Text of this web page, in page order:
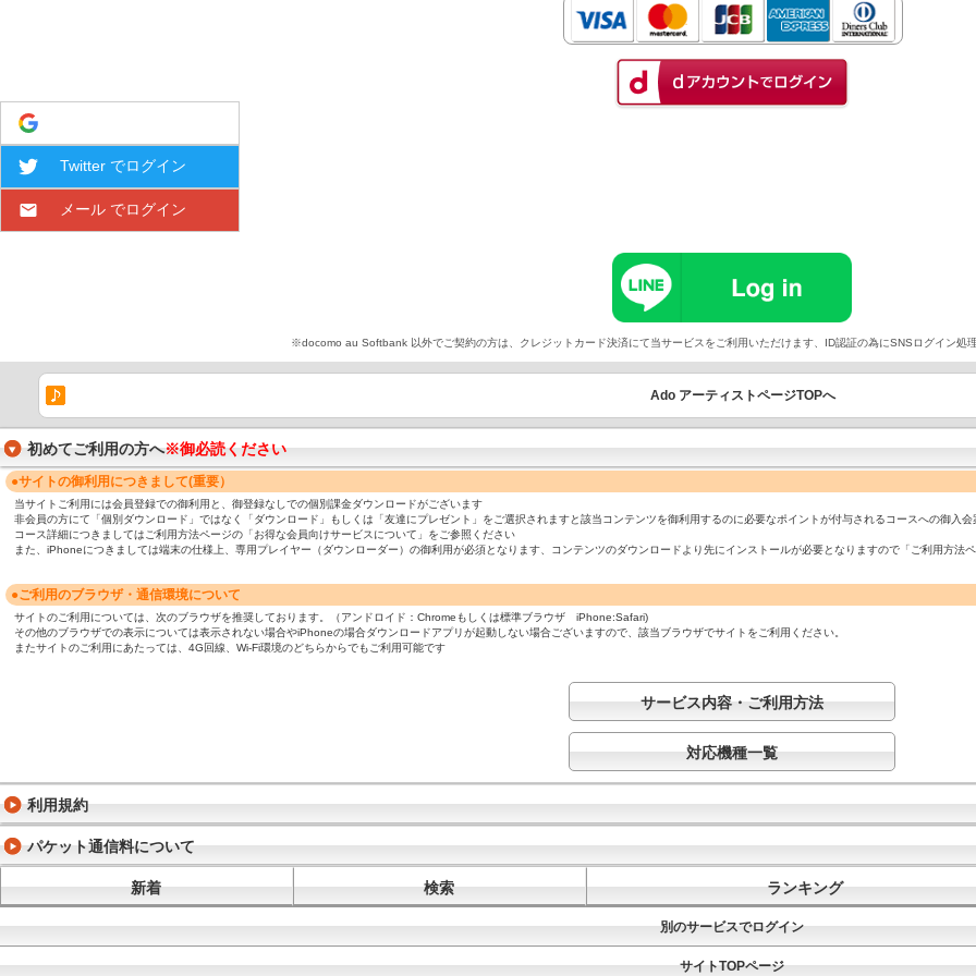
Twitter でログイン
メール でログイン
※docomo au Softbank 以外でご契約の方は、クレジットカード決済にて当サービスをご利用いただけます、ID認証の為にSNSログイン処
Ado アーティストページTOPへ
初めてご利用の方へ※御必読ください
●サイトの御利用につきまして(重要）
当サイトご利用には会員登録での御利用と、御登録なしでの個別課金ダウンロードがございます
非会員の方にて「個別ダウンロード」ではなく「ダウンロード」もしくは「友達にプレゼント」をご選択されますと該当コンテンツを御利用するのに必要なポイントが付与されるコースへの御入会
コース詳細につきましてはご利用方法ページの「お得な会員向けサービスについて」をご参照ください
また、iPhoneにつきましては端末の仕様上、専用プレイヤー（ダウンローダー）の御利用が必須となります、コンテンツのダウンロードより先にインストールが必要となりますので「ご利用方法
●ご利用のブラウザ・通信環境について
サイトのご利用については、次のブラウザを推奨しております。（アンドロイド：Chromeもしくは標準ブラウザ iPhone:Safari)
その他のブラウザでの表示については表示されない場合やiPhoneの場合ダウンロードアプリが起動しない場合ございますので、該当ブラウザでサイトをご利用ください。
またサイトのご利用にあたっては、4G回線、Wi-Fi環境のどちらからでもご利用可能です
サービス内容・ご利用方法
対応機種一覧
利用規約
パケット通信料について
新着 検索 ランキング
別のサービスでログイン
サイトTOPページ